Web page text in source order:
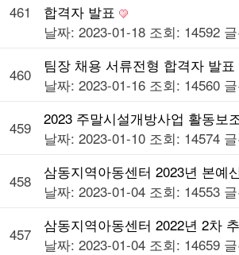
461
합격자 발표
날짜: 2023-01-18 조회: 14592
460
팀장 채용 서류전형 합격자 발표
날짜: 2023-01-16 조회: 14560
459
2023 주말시설개방사업 활동보
날짜: 2023-01-10 조회: 14574
458
삼동지역아동센터 2023년 본예
날짜: 2023-01-04 조회: 14553
457
삼동지역아동센터 2022년 2차
날짜: 2023-01-04 조회: 14659